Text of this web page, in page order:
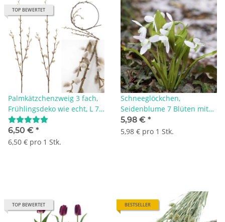
TOP BEWERTET
Palmkätzchenzweig 3 fach,
Frühlingsdeko wie echt, L 78
cm, 1 Stiel mit 3 Zweige,
Weidenkätzchen künstlich
für Frühjahrsdeko und
6,50 € *
6,50 € pro 1 Stk.
Schneeglöckchen,
Seidenblume 7 Blüten mit
Stiel H 24 cm
5,98 € *
5,98 € pro 1 Stk.
TOP BEWERTET BESTSELLER